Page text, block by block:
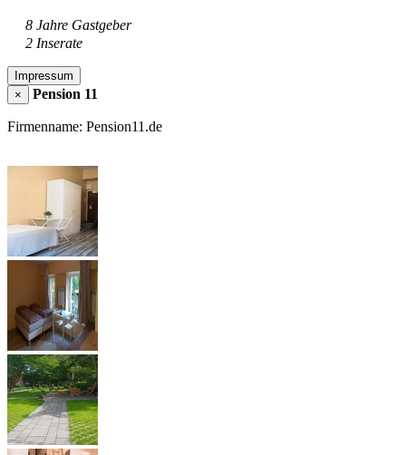
8 Jahre Gastgeber
2 Inserate
Impressum
×
Pension 11
Firmenname: Pension11.de